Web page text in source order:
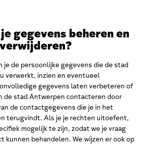
gegevens beheren en
je de persoonlijke gegevens die de stad
verwerkt, inzien en eventueel
gegevens laten verbeteren of
de stad Antwerpen contacteren door
de contactgegevens die je in het
terugvindt. Als je je rechten uitoefent,
mogelijk te zijn, zodat we je vraag
kunnen behandelen. We wijzen er ook op